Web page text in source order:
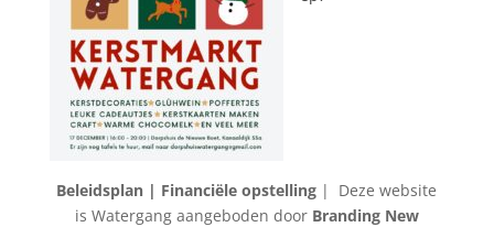
Beleidsplan | Financiële opstelling | Deze website
is Watergang aangeboden door Branding New